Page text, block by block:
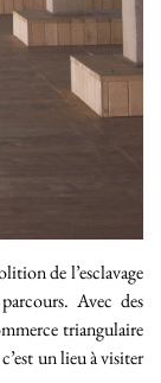
de l’esclavage
Avec des
triangulaire
un lieu à visiter